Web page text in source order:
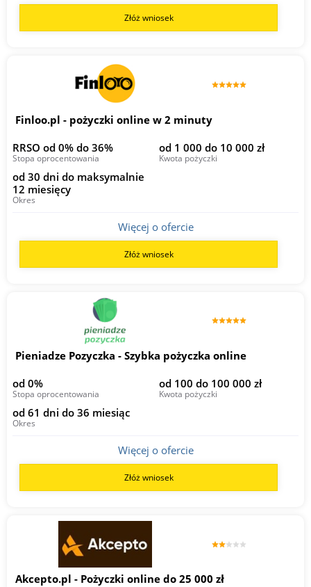
Złóż wniosek
Finloo.pl - pożyczki online w 2 minuty
RRSO od 0% do 36%
Stopa oprocentowania
od 1 000 do 10 000 zł
Kwota pożyczki
od 30 dni do maksymalnie
12 miesięcy
Okres
Więcej o ofercie
Złóż wniosek
Pieniadze Pozyczka - Szybka pożyczka online
od 0%
Stopa oprocentowania
od 100 do 100 000 zł
Kwota pożyczki
od 61 dni do 36 miesiąc
Okres
Więcej o ofercie
Złóż wniosek
Akcepto.pl - Pożyczki online do 25 000 zł